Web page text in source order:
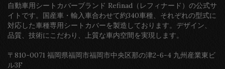
自動車用シートカバーブランド Refinad（レフィナード）の公式サ
イトです。国産車・輸入車合わせて約340車種、それぞれの型式に
対応した車種専用シートカバーを製造しております。デザイン、
品質、技術にこだわり、上質な車内空間を実現します。
〒810-0071 福岡県福岡市福岡市中央区那の津2-6-4 九州産業東ビ
ル3F